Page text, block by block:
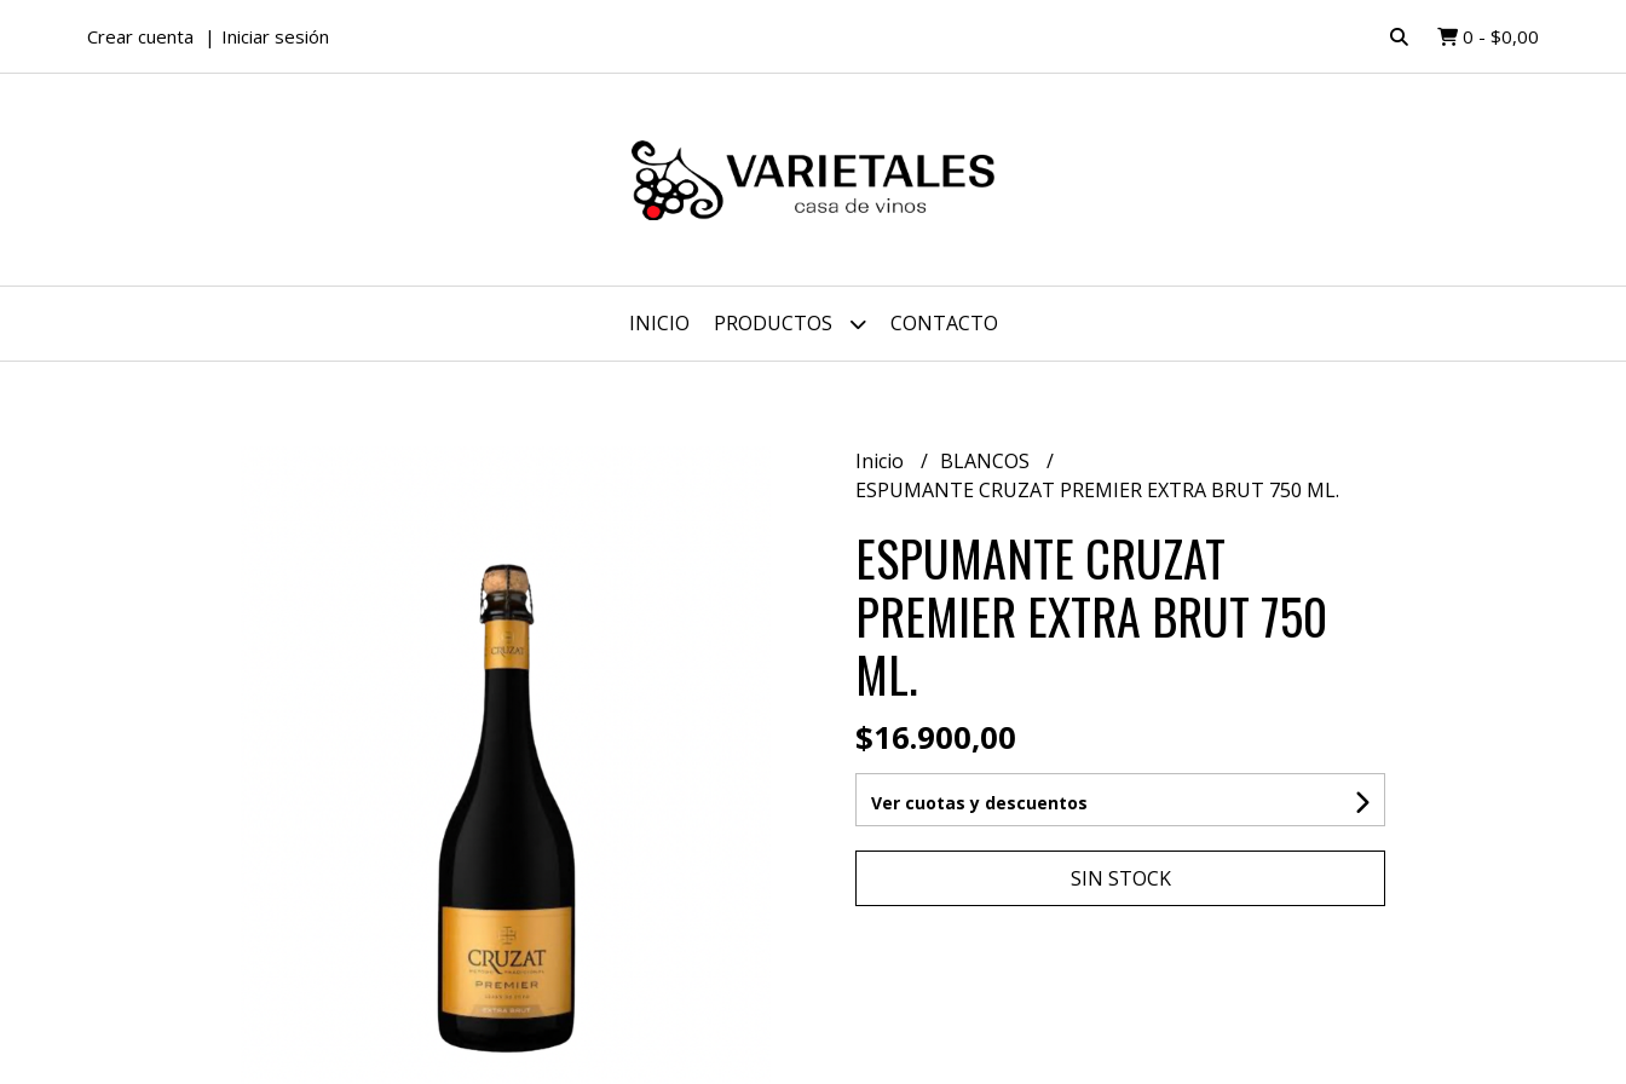
Crear cuenta Iniciar sesión 0 - $0,00
INICIO PRODUCTOS CONTACTO
Inicio
BLANCOS
ESPUMANTE CRUZAT PREMIER EXTRA BRUT 750 ML.
ESPUMANTE CRUZAT
PREMIER EXTRA BRUT 750
ML.
$16.900,00
Ver cuotas y descuentos
SIN STOCK